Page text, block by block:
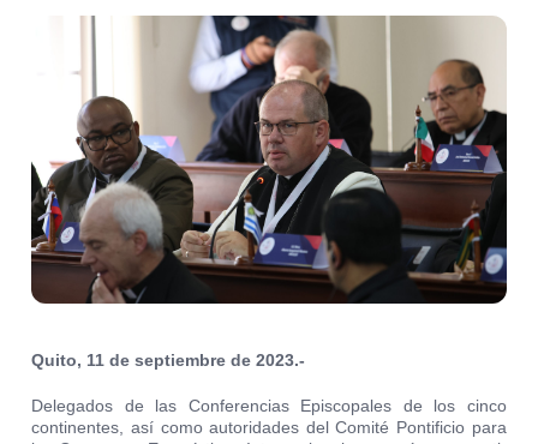
Quito, 11 de septiembre de 2023.-
Delegados de las Conferencias Episcopales de los cinco
continentes, así como autoridades del Comité Pontificio para